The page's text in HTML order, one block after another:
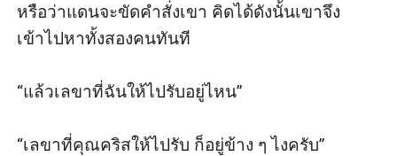
หรือว่าแดนจะขัดคำสั่งเขา คิดได้ดังนั้นเขาจึง
เข้าไปหาทั้งสองคนทันที
“แล้วเลขาที่ฉันให้ไปรับอยู่ไหน”
“เลขาที่คุณคริสให้ไปรับ ก็อยู่ข้าง ๆ ไงครับ”